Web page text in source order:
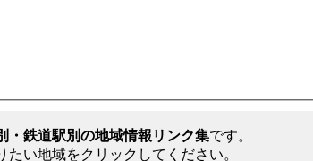
・鉄道駅別の地域情報リンク集です。
たい地域をクリックしてください。